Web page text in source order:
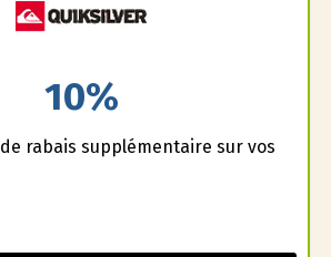
10%
rabais supplémentaire sur vos